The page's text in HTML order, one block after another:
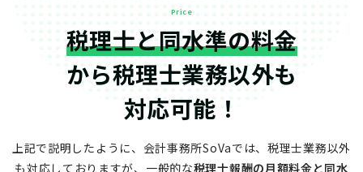
Price
税理士と同水準の料金
から税理士業務以外も
対応可能！
上記で説明したように、会計事務所SoVaでは、税理士業務以外
も対応しておりますが、 一般的な税理士報酬の月額料金と同水